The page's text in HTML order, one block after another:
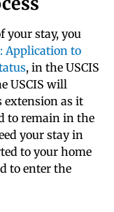
your stay, you
Application to
, in the USCIS
USCIS will
extension as it
to remain in the
your stay in
to your home
to enter the